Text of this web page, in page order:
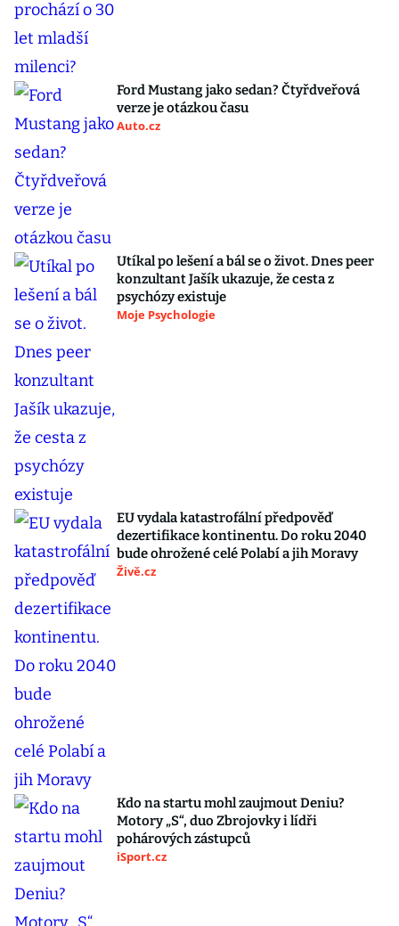
Ford Mustang jako sedan? Čtyřdveřová
verze je otázkou času
Auto.cz
Utíkal po lešení a bál se o život. Dnes peer
konzultant Jašík ukazuje, že cesta z
psychózy existuje
Moje Psychologie
EU vydala katastrofální předpověď
dezertifikace kontinentu. Do roku 2040
bude ohrožené celé Polabí a jih Moravy
Živě.cz
Kdo na startu mohl zaujmout Deniu?
Motory „S“, duo Zbrojovky i lídři
pohárových zástupců
iSport.cz